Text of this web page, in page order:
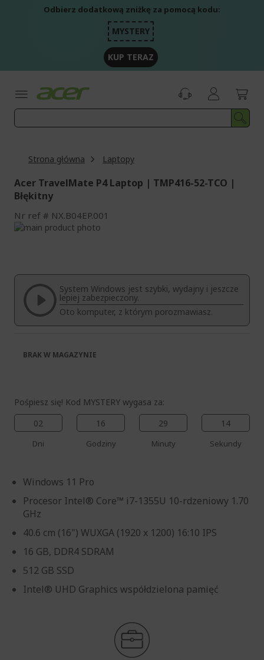
Odbierz dodatkową zniżkę za pomocą kodu:
MYSTERY
KUP TERAZ
Strona główna Laptopy
Acer TravelMate P4 Laptop | TMP416-52-TCO |
Błękitny
Nr ref NX.B04EP.001
Przejdź
galerii
System Windows jest szybki, wydajny i jeszcze
lepiej zabezpieczony.
Oto komputer, z którym porozmawiasz.
Pośpiesz się! Kod MYSTERY wygasa za:
02
Dni
16
Godziny
29
Minuty
14
Sekundy
Windows 11 Pro
Procesor Intel® Core™ i7-1355U 10-rdzeniowy 1.70
GHz
40.6 cm (16") WUXGA (1920 x 1200) 16:10 IPS
16 GB, DDR4 SDRAM
512 GB SSD
Intel® UHD Graphics współdzielona pamięć
BRAK W MAGAZYNIE